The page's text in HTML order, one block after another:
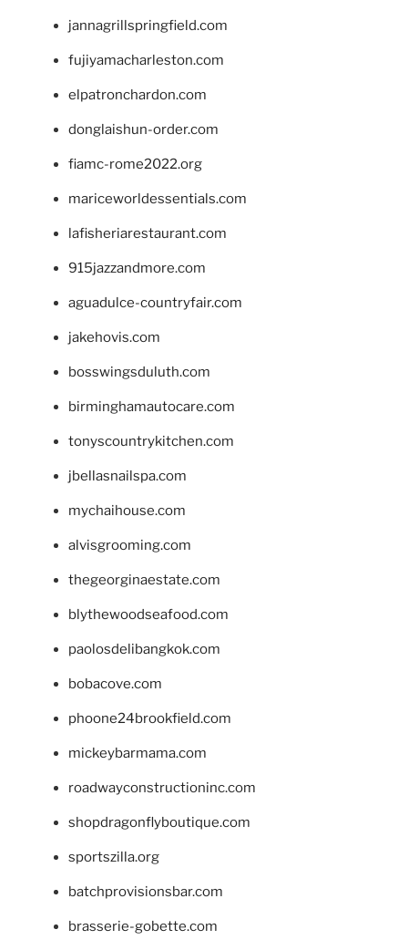
jannagrillspringfield.com
fujiyamacharleston.com
elpatronchardon.com
donglaishun-order.com
fiamc-rome2022.org
mariceworldessentials.com
lafisheriarestaurant.com
915jazzandmore.com
aguadulce-countryfair.com
jakehovis.com
bosswingsduluth.com
birminghamautocare.com
tonyscountrykitchen.com
jbellasnailspa.com
mychaihouse.com
alvisgrooming.com
thegeorginaestate.com
blythewoodseafood.com
paolosdelibangkok.com
bobacove.com
phoone24brookfield.com
mickeybarmama.com
roadwayconstructioninc.com
shopdragonflyboutique.com
sportszilla.org
batchprovisionsbar.com
brasserie-gobette.com